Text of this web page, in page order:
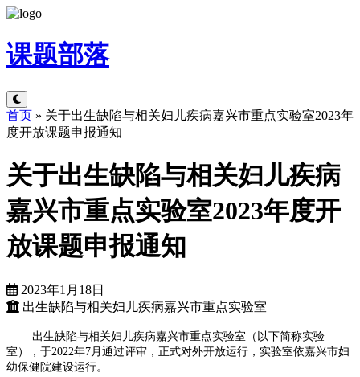
课题部落
首页 » 关于出生缺陷与相关妇儿疾病嘉兴市重点实验室2023年
度开放课题申报通知
关于出生缺陷与相关妇儿疾病
嘉兴市重点实验室2023年度开
放课题申报通知
2023年1月18日
出生缺陷与相关妇儿疾病嘉兴市重点实验室
出生缺陷与相关妇儿疾病嘉兴市重点实验室（以下简称实验
室），于2022年7月通过评审，正式对外开放运行，实验室依嘉兴市妇
幼保健院建设运行。